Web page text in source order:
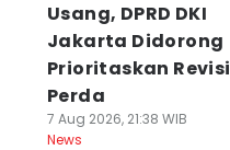
Usang, DPRD DKI
Jakarta Didorong
Prioritaskan Revisi
Perda
7 Aug 2026, 21:38 WIB
News